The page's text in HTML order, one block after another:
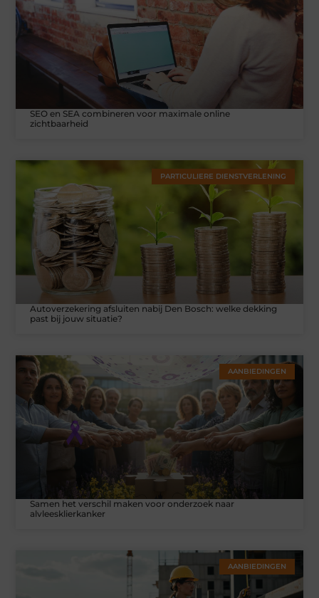
SEO en SEA combineren voor maximale online
zichtbaarheid
PARTICULIERE DIENSTVERLENING
Autoverzekering afsluiten nabij Den Bosch: welke dekking
past bij jouw situatie?
AANBIEDINGEN
Samen het verschil maken voor onderzoek naar
alvleesklierkanker
AANBIEDINGEN